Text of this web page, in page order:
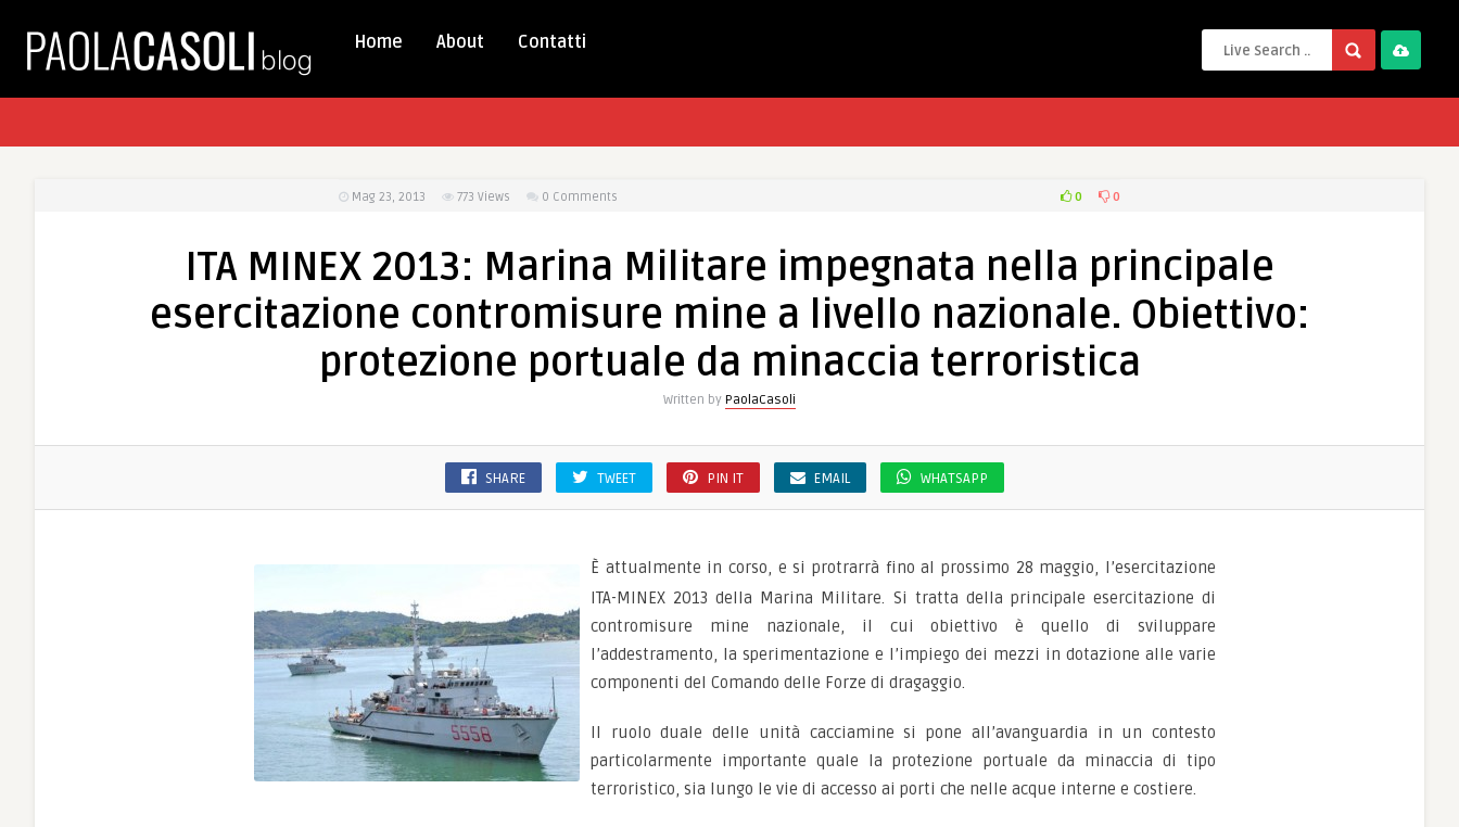
Home About Contatti
Mag 23, 2013 773 Views 0 Comments 0 0
ITA MINEX 2013: Marina Militare impegnata nella principale
esercitazione contromisure mine a livello nazionale. Obiettivo:
protezione portuale da minaccia terroristica
Written by PaolaCasoli
SHARE TWEET PIN IT EMAIL WHATSAPP
È attualmente in corso, e si protrarrà fino al prossimo 28 maggio, l’esercitazione
ITA-MINEX 2013 della Marina Militare. Si tratta della principale esercitazione di
contromisure mine nazionale, il cui obiettivo è quello di sviluppare
l’addestramento, la sperimentazione e l’impiego dei mezzi in dotazione alle varie
componenti del Comando delle Forze di dragaggio.
Il ruolo duale delle unità cacciamine si pone all’avanguardia in un contesto
particolarmente importante quale la protezione portuale da minaccia di tipo
terroristico, sia lungo le vie di accesso ai porti che nelle acque interne e costiere.